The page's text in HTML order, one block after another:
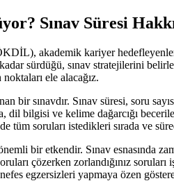
Sınav Süresi
akademik kariyer
sürdüğü, sınav stratejilerini
ele alacağız.
bir sınavdır. Sınav süresi, soru
dil bilgisi ve kelime dağarcığı
tüm soruları istedikleri sırada ve
önemli bir etkendir. Sınav
çözerken zorlandığınız
egzersizleri yapmaya özen